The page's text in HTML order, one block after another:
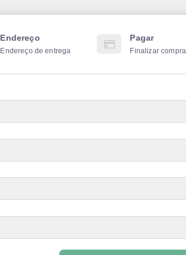
Endereço
Endereço de entrega
Pagar
Finalizar compra